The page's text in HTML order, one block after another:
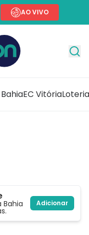
AO VIVO
BahiaEC Vitória
Bahia Adicionar